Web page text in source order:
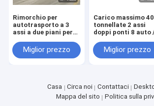
Rimorchio per
autotrasporto a 3
assi a due piani per
Miglior prezzo
Carico massimo 40
tonnellate 2 assi
doppi ponti 8 auto
SUV rimorchio di
trasporto
Miglior prezzo
Casa Circa noi Contattaci
Mappa del sito
Politica sulla